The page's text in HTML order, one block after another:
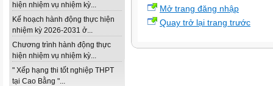
hiện nhiệm vụ nhiệm kỳ...
Kế hoạch hành động thực hiện
nhiệm kỳ 2026-2031 ở...
Chương trình hành động thực
hiện nhiệm vụ nhiệm kỳ...
" Xếp hạng thi tốt nghiệp THPT
tại Cao Bằng "...
Mở trang đăng nhập
Quay trở lại trang trước